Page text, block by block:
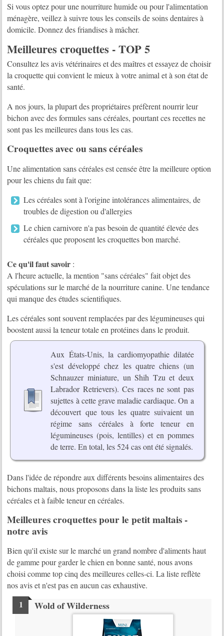
Si vous optez pour une nourriture humide ou pour l'alimentation
ménagère, veillez à suivre tous les conseils de soins dentaires à
domicile. Donnez des friandises à mâcher.
Meilleures croquettes - TOP 5
Consultez les avis vétérinaires et des maîtres et essayez de choisir
la croquette qui convient le mieux à votre animal et à son état de
santé.
A nos jours, la plupart des propriétaires préfèrent nourrir leur
bichon avec des formules sans céréales, pourtant ces recettes ne
sont pas les meilleures dans tous les cas.
Croquettes avec ou sans céréales
Une alimentation sans céréales est censée être la meilleure option
pour les chiens du fait que:
Les céréales sont à l'origine intolérances alimentaires, de
troubles de digestion ou d'allergies
Le chien carnivore n'a pas besoin de quantité élevée des
céréales que proposent les croquettes bon marché.
Ce qu'il faut savoir :
A l'heure actuelle, la mention "sans céréales" fait objet des
spéculations sur le marché de la nourriture canine. Une tendance
qui manque des études scientifiques.
Les céréales sont souvent remplacées par des légumineuses qui
boostent aussi la teneur totale en protéines dans le produit.
Aux États-Unis, la cardiomyopathie dilatée
s'est développé chez les quatre chiens (un
Schnauzer miniature, un Shih Tzu et deux
Labrador Retrievers). Ces races ne sont pas
sujettes à cette grave maladie cardiaque. On a
découvert que tous les quatre suivaient un
régime sans céréales à forte teneur en
légumineuses (pois, lentilles) et en pommes
de terre. En total, les 524 cas ont été signalés.
Dans l'idée de répondre aux différents besoins alimentaires des
bichons maltais, nous proposons dans la liste les produits sans
céréales et à faible teneur en céréales.
Meilleures croquettes pour le petit maltais -
notre avis
Bien qu'il existe sur le marché un grand nombre d'aliments haut
de gamme pour garder le chien en bonne santé, nous avons
choisi comme top cinq des meilleures celles-ci. La liste reflète
nos avis et n'est pas en aucun cas exhaustive.
Wold of Wilderness